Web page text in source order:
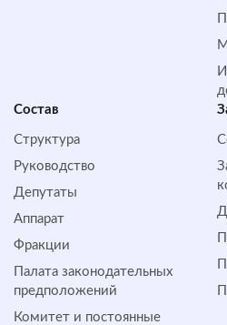
Состав
Структура
Руководство
Депутаты
Аппарат
Фракции
Палата законодательных
предположений
Комитет и постоянные